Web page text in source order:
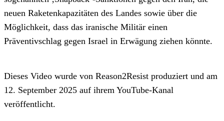
neuen Raketenkapazitäten des Landes sowie über die
Möglichkeit, dass das iranische Militär einen
Präventivschlag gegen Israel in Erwägung ziehen könnte.
Dieses Video wurde von Reason2Resist produziert und am
12. September 2025 auf ihrem YouTube-Kanal
veröffentlicht.